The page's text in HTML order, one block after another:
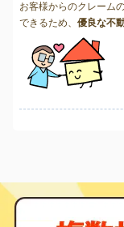
お客様からのクレーム
できるため、 優良な不